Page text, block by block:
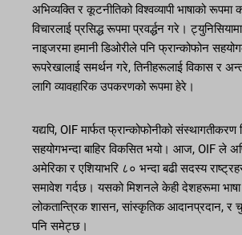
अभिव्यक्ति र कूटनीतिको विश्वव्यापी भाषाको
विचारलाई प्रसिद्ध रूपमा प्रवर्द्धन गरे।
नाइजरमा हमानी डिओरीले पनि फ्रान्कोफोन
रूपरेखालाई समर्थन गरे, तिनीहरूलाई विकास र
लागि व्यावहारिक उपकरणको रूपमा हेरे।
यद्यपि, OIF मार्फत फ्रान्कोफोनीको संस्थागतीकरण
सहयोगभन्दा बाहिर विकसित भयो। आज, OIF ले
अमेरिका र एशियाभरि ८० भन्दा बढी सदस्य
समावेश गर्दछ। यसको मिशनले केही देशहरूमा भाषा
लोकतान्त्रिक शासन, सांस्कृतिक आदानप्रदान, र
पनि समेट्छ।